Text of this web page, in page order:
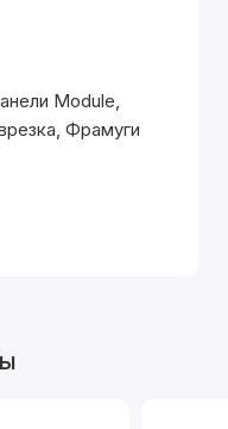
Module,
Фрамуги